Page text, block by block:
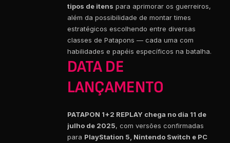
tipos de itens para aprimorar os guerreiros,
além da possibilidade de montar times
estratégicos escolhendo entre diversas
classes de Patapons — cada uma com
habilidades e papéis específicos na batalha.
DATA DE
LANÇAMENTO
PATAPON 1+2 REPLAY chega no dia 11 de
julho de 2025, com versões confirmadas
para PlayStation 5, Nintendo Switch e PC